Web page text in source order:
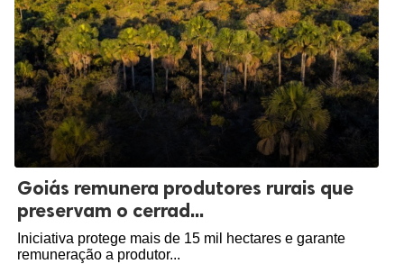
Goiás remunera produtores rurais que
preservam o cerrad...
Iniciativa protege mais de 15 mil hectares e garante
remuneração a produtor...